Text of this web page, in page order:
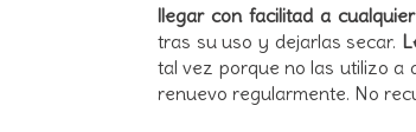
llegar con facilitad a
tras su uso y dejarlas secar.
tal vez porque no las utilizo a
renuevo regularmente. No